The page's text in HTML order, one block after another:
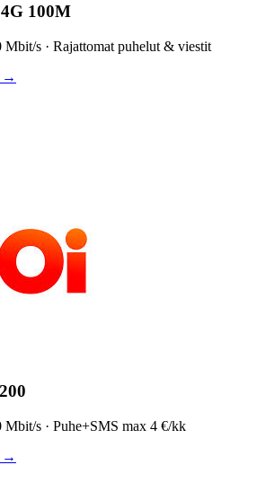
100M
Mbit/s · Rajattomat puhelut & viestit
→
Mbit/s · Puhe+SMS max 4 €/kk
→